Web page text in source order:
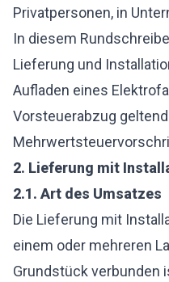
Privatpersonen, in
In diesem
Lieferung und
Aufladen eines
Vorsteuerabzug
2. Lieferung mit
2.1. Art des Umsatzes
Die Lieferung mit
einem oder mehreren
Grundstück verbunden